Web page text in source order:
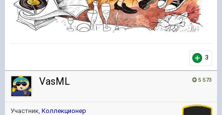
3
5 573
VasML
Участник, Коллекционер